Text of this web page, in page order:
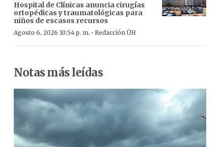
Hospital de Clínicas anuncia cirugías
ortopédicas y traumatológicas para
niños de escasos recursos
Agosto 6, 2026 10:54 p. m. · Redacción ÚH
Notas más leídas